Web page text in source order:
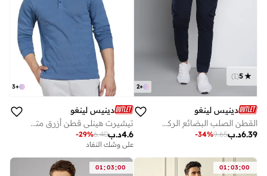
+
2
5
(
1
)
دينيس لينغو
القطن الصلب البضائع الركض للرجال تناسب مدبب، منتصف الارتفاع، طول الكاحل، متعدد الجيب الرباط البضائع القابلة للتمدد للرجال، بنطلون عارضة
د.ب6.39
9.65
-34%
+
3
دينيس لينغو
تيشيرت هينلي قطن أزرق متوسط بقصة عادية
د.ب4.6
6.40
-29%
على وشك النفاد
01:03:00
01:03:00